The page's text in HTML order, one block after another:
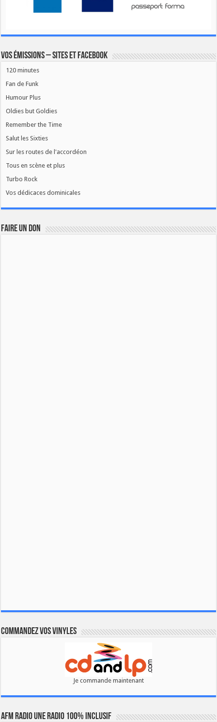
Vos émissions – Sites et Facebook
120 minutes
Fan de Funk
Humour Plus
Oldies but Goldies
Remember the Time
Salut les Sixties
Sur les routes de l'accordéon
Tous en scène et plus
Turbo Rock
Vos dédicaces dominicales
FAIRE UN DON
Commandez vos vinyles
Je commande maintenant
AFM RADIO UNE RADIO 100% INCLUSIF